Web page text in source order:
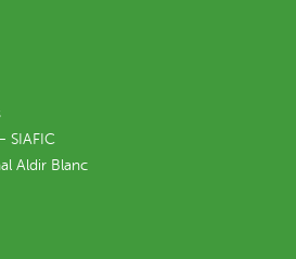
SIAFIC
Aldir Blanc